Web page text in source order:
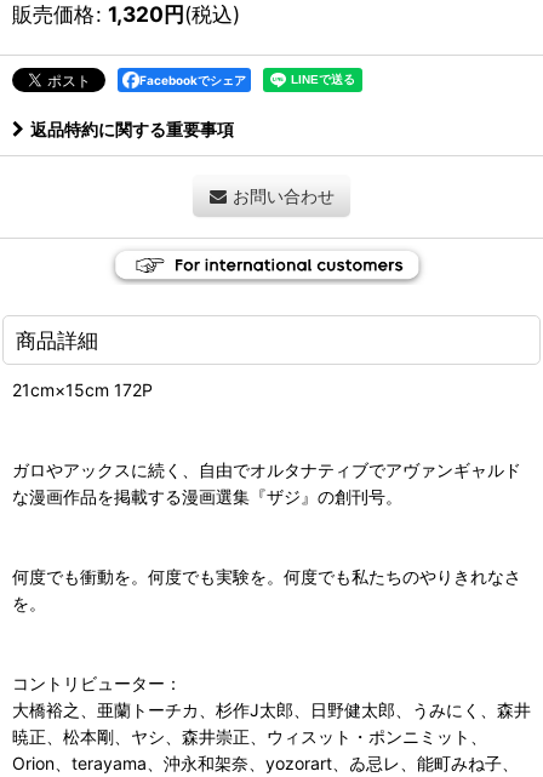
販売価格: 1,320円(税込)
Facebookでシェア
返品特約に関する重要事項
お問い合わせ
商品詳細
21cm×15cm 172P
ガロやアックスに続く、自由でオルタナティブでアヴァンギャルド
な漫画作品を掲載する漫画選集『ザジ』の創刊号。
何度でも衝動を。何度でも実験を。何度でも私たちのやりきれなさ
を。
コントリビューター：
大橋裕之、亜蘭トーチカ、杉作J太郎、日野健太郎、うみにく、森井
暁正、松本剛、ヤシ、森井崇正、ウィスット・ポンニミット、
Orion、terayama、沖永和架奈、yozorart、ゐ忌レ、能町みね子、